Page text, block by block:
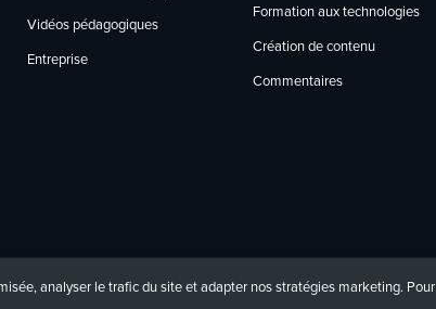
Vidéos pédagogiques
Entreprise
Formation aux technologies
Création de contenu
Commentaires
analyser le trafic du site et adapter nos stratégies marketing. Pour